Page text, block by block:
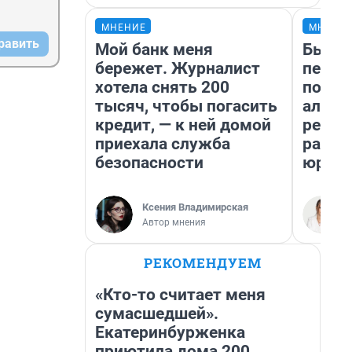
МНЕНИЕ
Мой банк меня
бережет. Журналист
хотела снять 200
тысяч, чтобы погасить
кредит, — к ней домой
приехала служба
безопасности
Ксения Владимирская
Автор мнения
Был
РЕКОМЕНДУЕМ
«Кто-то считает меня
сумасшедшей».
Екатеринбурженка